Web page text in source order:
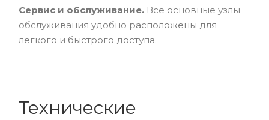
Сервис и обслуживание. Все основные узлы
обслуживания удобно расположены для
легкого и быстрого доступа.
Технические